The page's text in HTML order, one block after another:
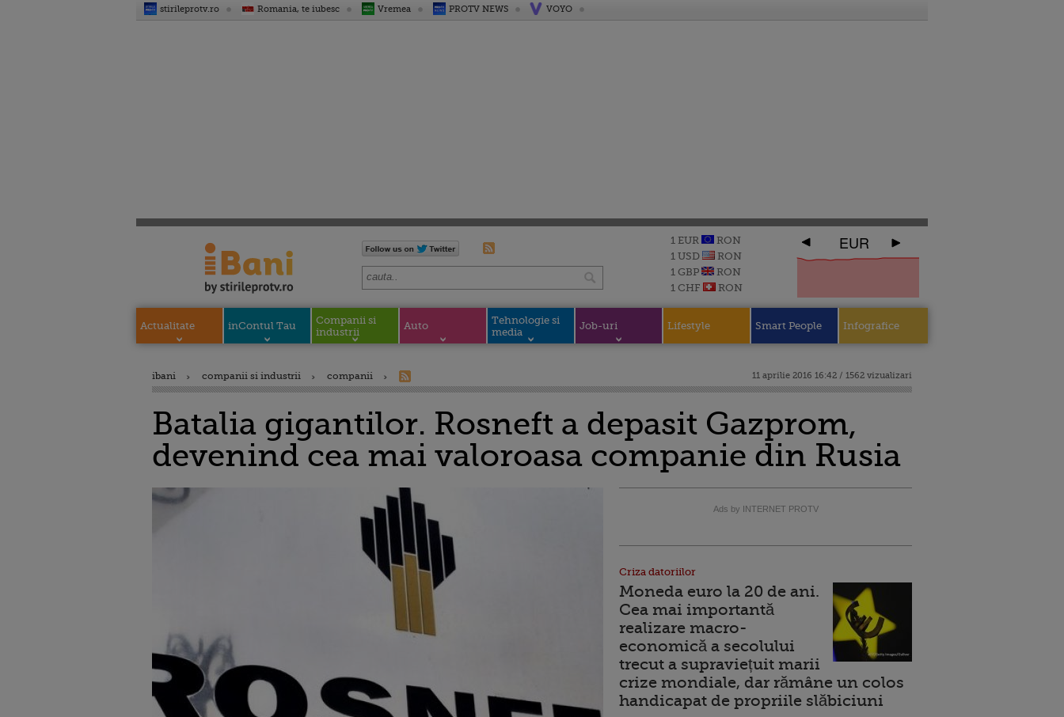
stirileprotv.ro Romania, te iubesc Vremea PROTV NEWS VOYO
1 EUR
RON
1 USD
RON
1 GBP
RON
1 CHF
RON
EUR
Actualitate inContul Tau
Companii si
industrii
Auto
Tehnologie si
media
Job-uri Lifestyle Smart People Infografice
ibani companii si industrii companii 11 aprilie 2016 16:42 / 1562 vizualizari
Batalia gigantilor. Rosneft a depasit Gazprom,
devenind cea mai valoroasa companie din Rusia
Ads by INTERNET PROTV
Criza datoriilor
Moneda euro la 20 de ani.
Cea mai importantă
realizare macro-
economică a secolului
trecut a supraviețuit marii
crize mondiale, dar rămâne un colos
handicapat de propriile slăbiciuni